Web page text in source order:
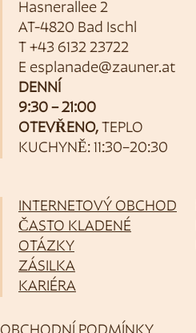
Hasnerallee 2
AT-4820 Bad Ischl
T +43 6132 23722
E esplanade@zauner.at
DENNÍ
9:30 – 21:00
OTEVŘENO, TEPLO
KUCHYNĚ: 11:30–20:30
INTERNETOVÝ OBCHOD
ČASTO KLADENÉ
OTÁZKY
ZÁSILKA
KARIÉRA